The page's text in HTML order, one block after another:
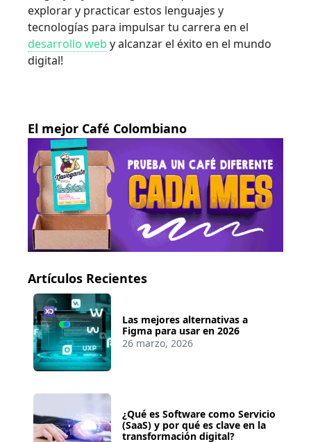
explorar y practicar estos lenguajes y
tecnologías para impulsar tu carrera en el
desarrollo web y alcanzar el éxito en el mundo
digital!
El mejor Café Colombiano
Artículos Recientes
Las mejores alternativas a
Figma para usar en 2026
26 marzo, 2026
¿Qué es Software como Servicio
(SaaS) y por qué es clave en la
transformación digital?